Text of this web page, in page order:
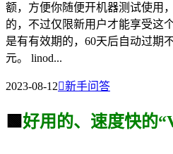
额，方便你随便开机器测试使用
的，不过仅限新用户才能享受这
是有有效期的，60天后自动过期
元。 linod...
2023-08-12新手问答
🟩 好用的、速度快的